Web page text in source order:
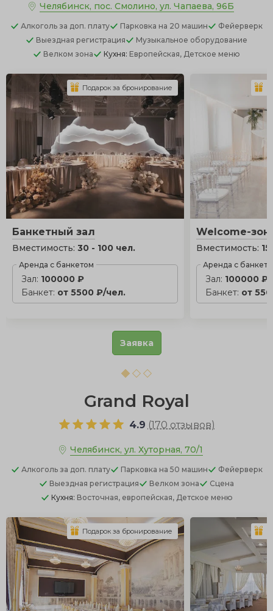
Челябинск, пос. Смолино, ул. Чапаева, 96Б
Алкоголь за доп. плату Парковка на 20 машин
Фейерверк
Выездная регистрация
Музыкальное оборудование
Велком зона
Кухня: Европейская, Детское меню
Банкетный зал
Вместимость: 30 - 100 чел.
Аренда с банкетом
Зал: 100000 ₽
Банкет: от 5500 ₽/чел.
Подарок за бронирование
Welcome-
Вместимость:
Аренда с
Зал: 100000 ₽
Банкет: от
Заявка
Grand Royal
4.9 (170 отзывов)
Челябинск, ул. Хуторная, 70/1
Алкоголь за доп. плату Парковка на 50 машин
Фейерверк
Выездная регистрация
Велком зона
Сцена
Кухня: Восточная, европейская, Детское меню
Подарок за бронирование